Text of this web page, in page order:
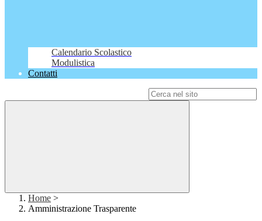
Calendario Scolastico
Modulistica
Contatti
Home >
Amministrazione Trasparente